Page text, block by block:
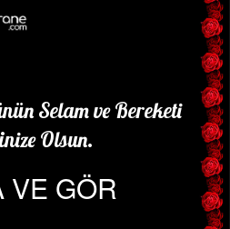
Selam ve Bereketi
Olsun.
VE GÖR